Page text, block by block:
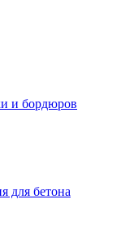
и бордюров
для бетона